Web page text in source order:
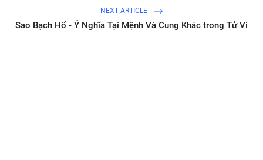
NEXT ARTICLE
Sao Bạch Hổ - Ý Nghĩa Tại Mệnh Và Cung Khác trong Tử Vi